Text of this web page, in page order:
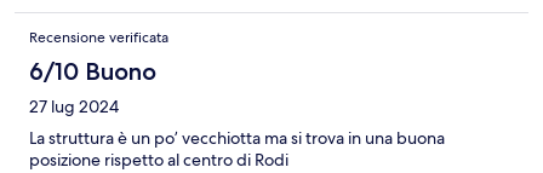
km.
Recensione verificata
6/10 Buono
27 lug 2024
La struttura è un po’ vecchiotta ma si trova in una buona
posizione rispetto al centro di Rodi